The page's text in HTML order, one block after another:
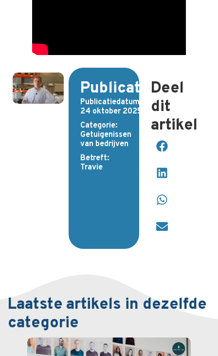
Publicatiedetails
Publicatiedatum:
24 oktober 2025
Categorie:
Getuigenissen
van bedrijven
Betreft:
Travie
Deel
dit
artikel
Laatste artikels in dezelfde
categorie